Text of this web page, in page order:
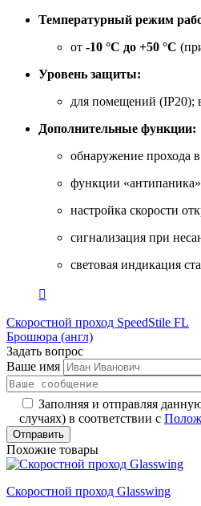
Температурный режим
от -10 °C до +50 °C
Уровень защиты:
для помещений (IP20);
Дополнительные функции:
обнаружение прохода
функции
настройка скорости
сигнализация при
световая индикация
Скоростной проход SpeedStile FL
Брошюра (англ)
Задать вопрос
Ваше имя
Заполняя и отправляя
случаях) в соответствии с
Похожие товары
Скоростной проход Glasswing